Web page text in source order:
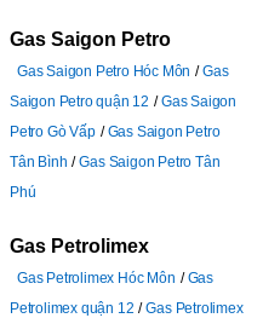
Gas Saigon Petro
Gas Saigon Petro Hóc Môn
Gas
Saigon Petro quận 12
Gas Saigon
Petro Gò Vấp
Gas Saigon Petro
Tân Bình
Gas Saigon Petro Tân
Phú
Gas Petrolimex
Gas Petrolimex Hóc Môn
Gas
Petrolimex quận 12
Gas Petrolimex